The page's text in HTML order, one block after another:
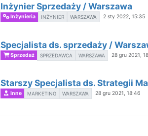
Inżynier Sprzedaży / Warszawa
Inżynieria INŻYNIER WARSZAWA 2 sty 2022, 15:35
Specjalista ds. sprzedaży /
Sprzedaż SPRZEDAWCA WARSZAWA 28 gru 2021,
Starszy Specjalista ds. Strategii
Inne MARKETING WARSZAWA 28 gru 2021, 18:46